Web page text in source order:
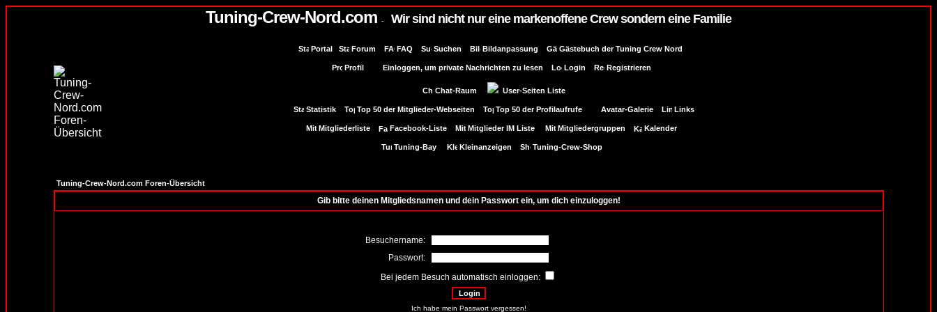
Tuning-Crew-Nord.com - Wir sind nicht nur eine markenoffene Crew sondern eine Familie
Portal Forum FAQ Suchen Bildanpassung Gästebuch der Tuning Crew Nord
Profil Einloggen, um private Nachrichten zu lesen Login Registrieren
Chat-Raum User-Seiten Liste
Statistik Top 50 der Mitglieder-Webseiten Top 50 der Profilaufrufe Avatar-Galerie Links
Mitgliederliste Facebook-Liste Mitglieder IM Liste Mitgliedergruppen Kalender
Tuning-Bay Kleinanzeigen Tuning-Crew-Shop
Tuning-Crew-Nord.com Foren-Übersicht
Gib bitte deinen Mitgliedsnamen und dein Passwort ein, um dich einzuloggen!
Besuchername:
Passwort:
Bei jedem Besuch automatisch einloggen:
Ich habe mein Passwort vergessen!